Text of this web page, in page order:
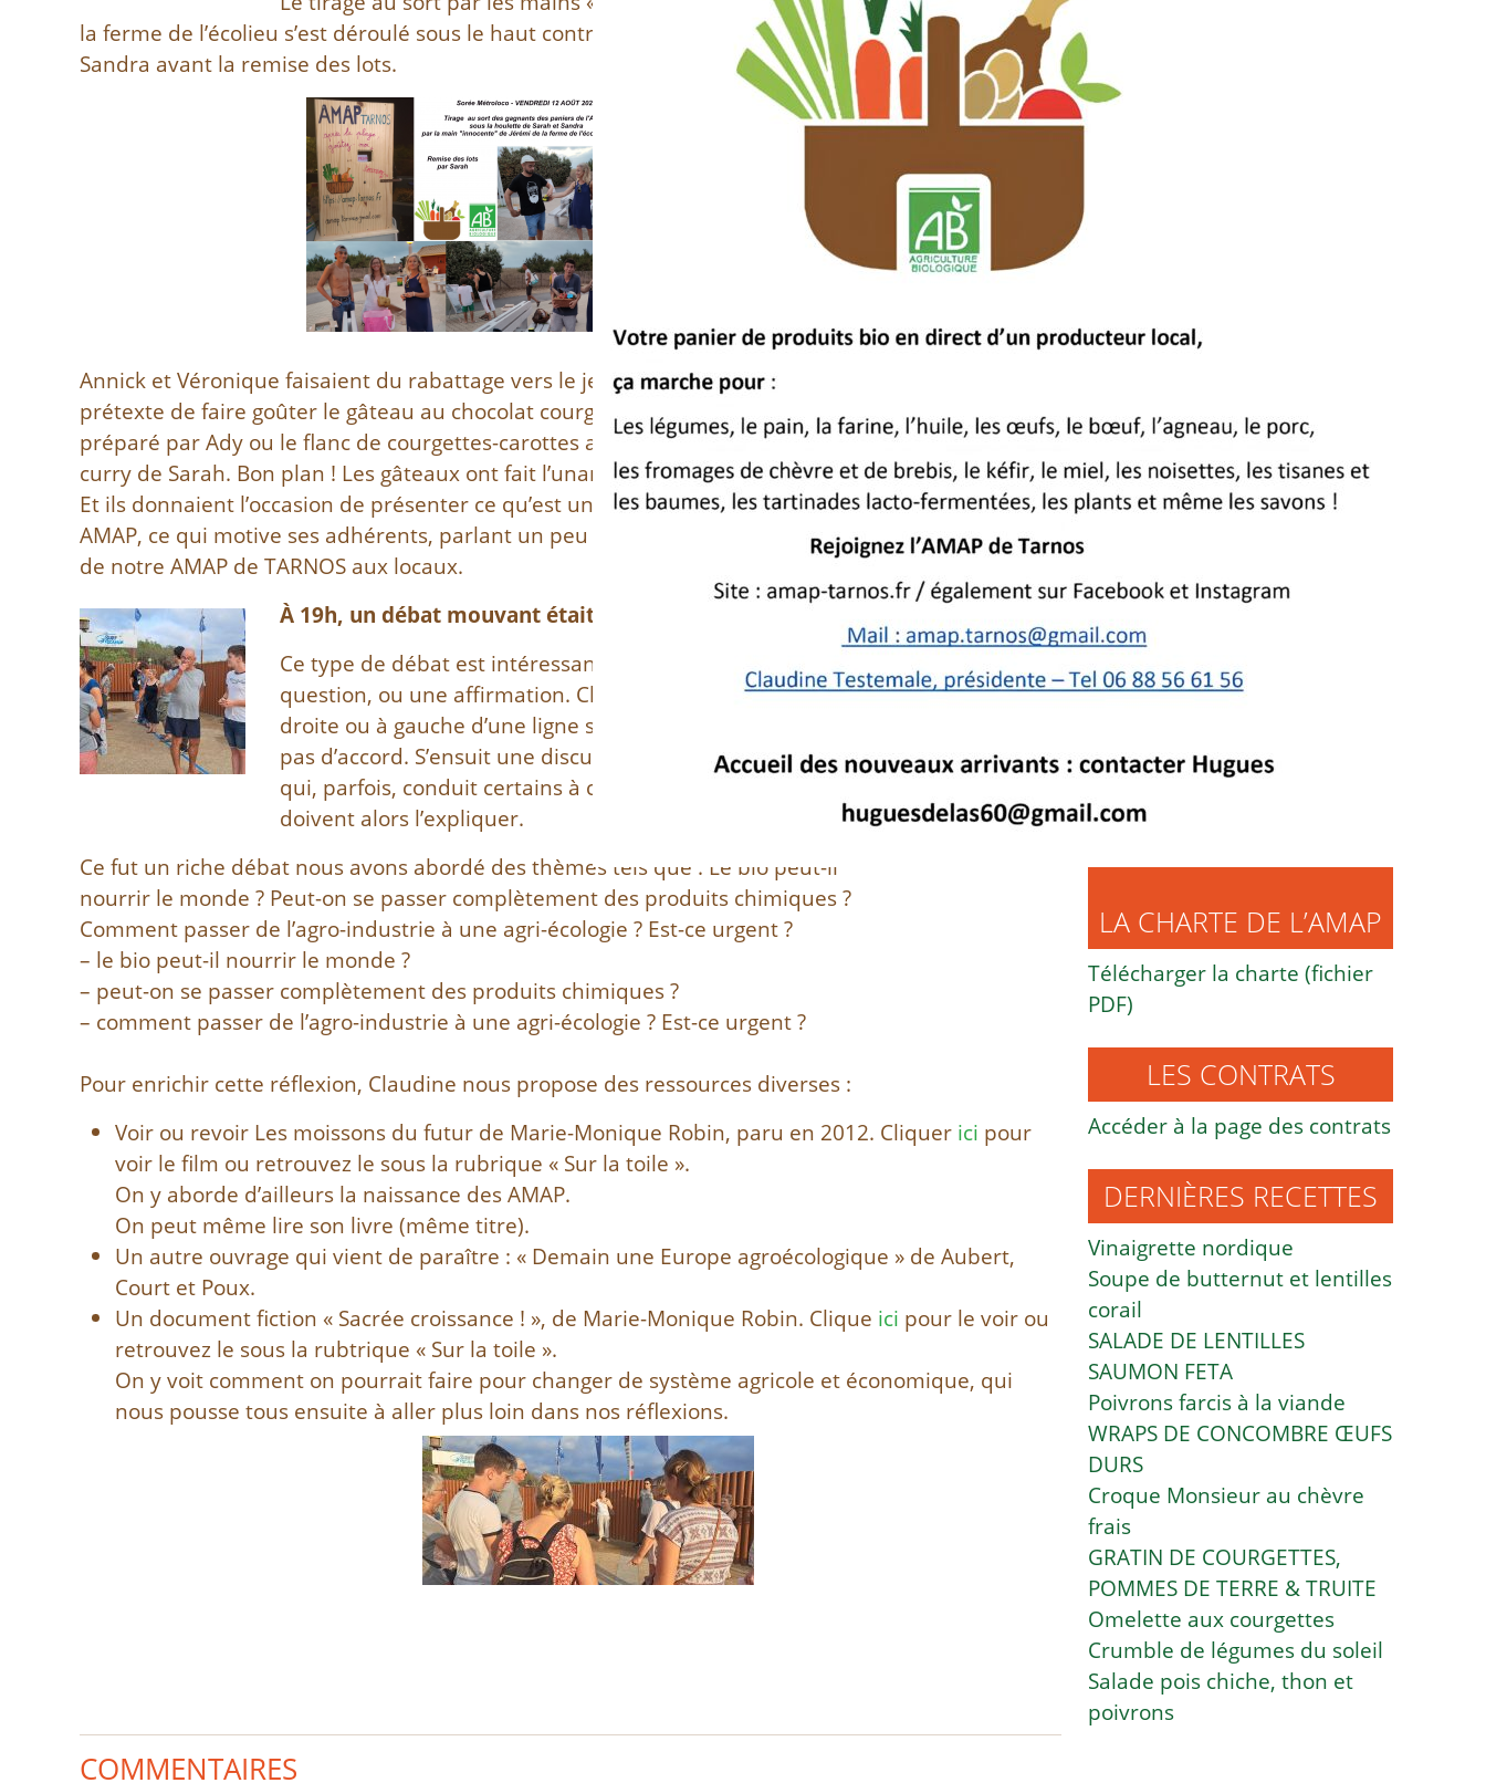
la ferme de l’écolieu s’est déroulé sous le haut contrôle de Sarah, Ady et
Sandra avant la remise des lots.
Annick et Véronique faisaient du rabattage vers le jeu, au
prétexte de faire goûter le gâteau au chocolat courgettes
préparé par Ady ou le flanc de courgettes-carottes au
curry de Sarah. Bon plan ! Les gâteaux ont fait l’unanimité.
Et ils donnaient l’occasion de présenter ce qu’est une
AMAP, ce qui motive ses adhérents, parlant un peu plus
de notre AMAP de TARNOS aux locaux.
À 19h, un débat mouvant était proposé.
Ce type de débat est intéressant. Il s’agit de poser une
question, ou une affirmation. Chacun se positionne à
droite ou à gauche d’une ligne selon qu’il est d’accord ou
pas d’accord. S’ensuit une discussion entre les groupes
qui, parfois, conduit certains à changer de camp. Mais ils
doivent alors l’expliquer.
Ce fut un riche débat nous avons abordé des thèmes tels que : Le bio peut-il
nourrir le monde ? Peut-on se passer complètement des produits chimiques ?
Comment passer de l’agro-industrie à une agri-écologie ? Est-ce urgent ?
– le bio peut-il nourrir le monde ?
– peut-on se passer complètement des produits chimiques ?
– comment passer de l’agro-industrie à une agri-écologie ? Est-ce urgent ?
Pour enrichir cette réflexion, Claudine nous propose des ressources diverses :
Voir ou revoir Les moissons du futur de Marie-Monique Robin, paru en 2012. Cliquer ici pour
voir le film ou retrouvez le sous la rubrique « Sur la toile ».
On y aborde d’ailleurs la naissance des AMAP.
On peut même lire son livre (même titre).
Un autre ouvrage qui vient de paraître : « Demain une Europe agroécologique » de Aubert,
Court et Poux.
Un document fiction « Sacrée croissance ! », de Marie-Monique Robin. Clique ici pour le voir ou
retrouvez le sous la rubtrique « Sur la toile ».
On y voit comment on pourrait faire pour changer de système agricole et économique, qui
nous pousse tous ensuite à aller plus loin dans nos réflexions.
COMMENTAIRES
LA CHARTE DE L’AMAP
Télécharger la charte (fichier
PDF)
LES CONTRATS
Accéder à la page des contrats
DERNIÈRES RECETTES
Vinaigrette nordique
Soupe de butternut et lentilles
corail
SALADE DE LENTILLES
SAUMON FETA
Poivrons farcis à la viande
WRAPS DE CONCOMBRE ŒUFS
DURS
Croque Monsieur au chèvre
frais
GRATIN DE COURGETTES,
POMMES DE TERRE & TRUITE
Omelette aux courgettes
Crumble de légumes du soleil
Salade pois chiche, thon et
poivrons